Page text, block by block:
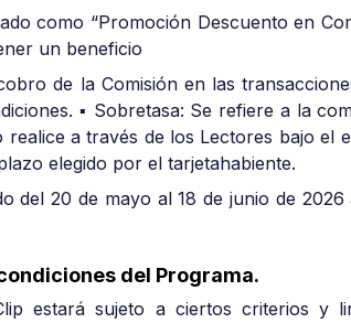
como “Promoción Descuento en
un beneficio
de la Comisión en las
▪ Sobretasa: Se refiere a la
a través de los Lectores bajo el
elegido por el tarjetahabiente.
del 20 de mayo al 18 de junio de
del Programa.
estará sujeto a ciertos criterios y